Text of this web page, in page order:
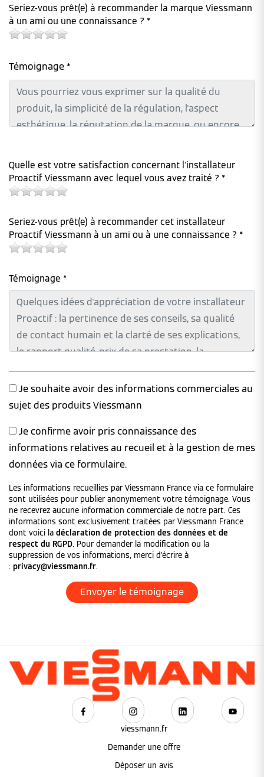
Seriez-vous prêt(e) à recommander la marque Viessmann
à un ami ou une connaissance ? *
Témoignage *
Quelle est votre satisfaction concernant l'installateur
Proactif Viessmann avec lequel vous avez traité ? *
Seriez-vous prêt(e) à recommander cet installateur
Proactif Viessmann à un ami ou à une connaissance ? *
Témoignage *
Je souhaite avoir des informations commerciales au
sujet des produits Viessmann
Je confirme avoir pris connaissance des
informations relatives au recueil et à la gestion de mes
données via ce formulaire.
Les informations recueillies par Viessmann France via ce formulaire
sont utilisées pour publier anonymement votre témoignage. Vous
ne recevrez aucune information commerciale de notre part. Ces
informations sont exclusivement traitées par Viessmann France
dont voici la déclaration de protection des données et de
respect du RGPD. Pour demander la modification ou la
suppression de vos informations, merci d'écrire à
: privacy@viessmann.fr.
viessmann.fr
Demander une offre
Déposer un avis